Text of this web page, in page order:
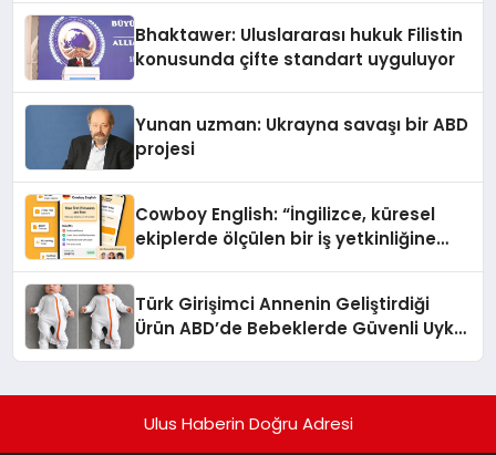
Bhaktawer: Uluslararası hukuk Filistin
konusunda çifte standart uyguluyor
Yunan uzman: Ukrayna savaşı bir ABD
projesi
Cowboy English: “İngilizce, küresel
ekiplerde ölçülen bir iş yetkinliğine
Türk Girişimci Annenin Geliştirdiği
Ürün ABD’de Bebeklerde Güvenli Uyku
Ulus Haberin Doğru Adresi